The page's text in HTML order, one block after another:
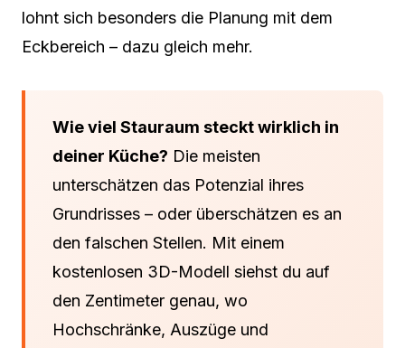
lohnt sich besonders die Planung mit dem
Eckbereich – dazu gleich mehr.
Wie viel Stauraum steckt wirklich in
deiner Küche? Die meisten
unterschätzen das Potenzial ihres
Grundrisses – oder überschätzen es an
den falschen Stellen. Mit einem
kostenlosen 3D-Modell siehst du auf
den Zentimeter genau, wo
Hochschränke, Auszüge und